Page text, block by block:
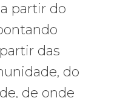
partir do
das
do
de onde